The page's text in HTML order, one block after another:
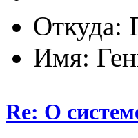
Откуда:
Имя:
Re: О